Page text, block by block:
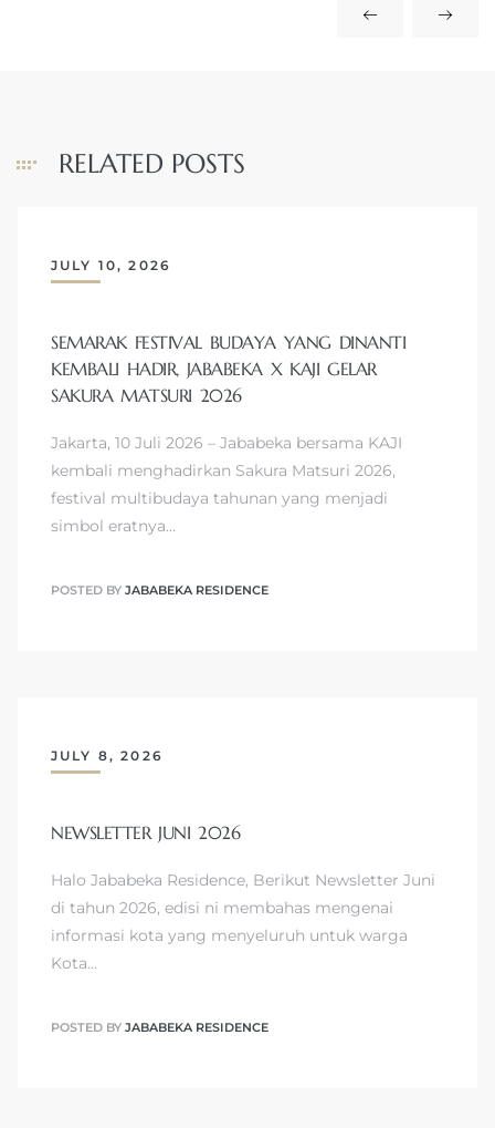
RELATED POSTS
JULY 10, 2026
SEMARAK FESTIVAL BUDAYA YANG DINANTI
KEMBALI HADIR, JABABEKA X KAJI GELAR
SAKURA MATSURI 2026
Jakarta, 10 Juli 2026 – Jababeka bersama KAJI
kembali menghadirkan Sakura Matsuri 2026,
festival multibudaya tahunan yang menjadi
simbol eratnya…
POSTED BY JABABEKA RESIDENCE
JULY 8, 2026
NEWSLETTER JUNI 2026
Halo Jababeka Residence, Berikut Newsletter Juni
di tahun 2026, edisi ni membahas mengenai
informasi kota yang menyeluruh untuk warga
Kota…
POSTED BY JABABEKA RESIDENCE